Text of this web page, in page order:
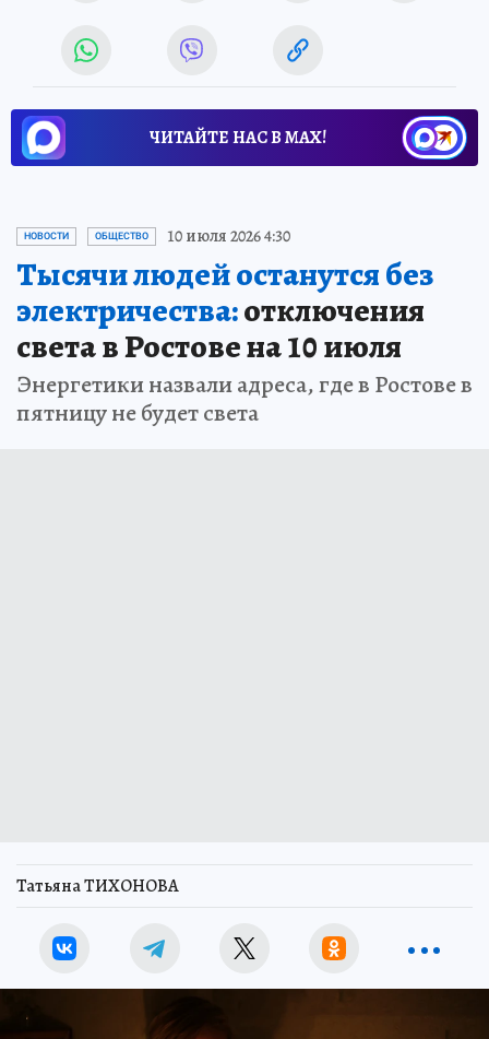
ЧИТАЙТЕ НАС В МАХ!
НОВОСТИ ОБЩЕСТВО 10 июля 2026 4:30
Тысячи людей останутся без
электричества:отключения
света в Ростове на 10 июля
Энергетики назвали адреса, где в Ростове в
пятницу не будет света
Татьяна ТИХОНОВА